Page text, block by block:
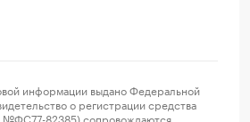
информации выдано Федеральной
о регистрации средства
№ФС77-82385) сопровождаются